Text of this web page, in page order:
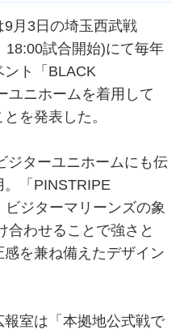
月3日の埼玉西武戦
18:00試合開始)にて毎年
ント「BLACK
ユニホームを着用して
を発表した。
ターユニホームにも伝
「PINSTRIPE
ジターマリーンズの象
合わせることで強さと
を兼ね備えたデザイン
室は「本拠地公式戦で